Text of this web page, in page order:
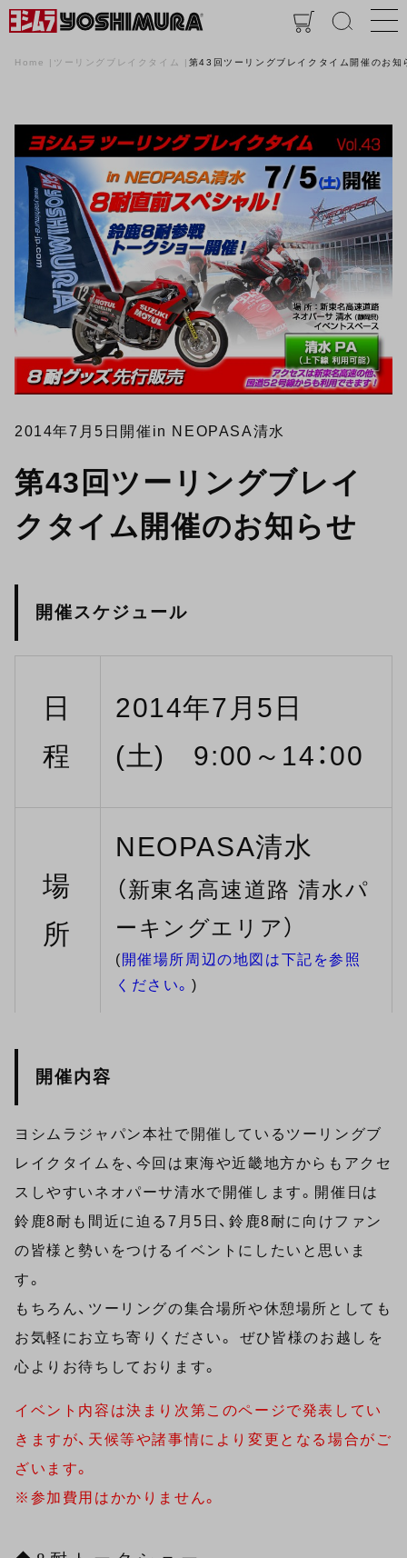
Home ツーリングブレイクタイム 第43回ツーリングブレイクタイム開催のお知
2014年7月5日開催 in NEOPASA清水
第43回ツーリングブレイ
クタイム開催のお知らせ
開催スケジュール
日
程
2014年7月5日
(土) 9:00～14：00
場
所
NEOPASA清水
（新東名高速道路 清水パ
ーキングエリア）
( 開催場所周辺の地図は下記を参照
ください。 )
開催内容
ヨシムラジャパン本社で開催しているツーリングブ
レイクタイムを、今回は東海や近畿地方からもアクセ
スしやすいネオパーサ清水で開催します。開催日は
鈴鹿8耐も間近に迫る7月5日、鈴鹿8耐に向けファン
の皆様と勢いをつけるイベントにしたいと思いま
す。
もちろん、ツーリングの集合場所や休憩場所としても
お気軽にお立ち寄りください。 ぜひ皆様のお越しを
心よりお待ちしております。
イベント内容は決まり次第このページで発表してい
きますが、天候等や諸事情により変更となる場合がご
ざいます。
※参加費用はかかりません。